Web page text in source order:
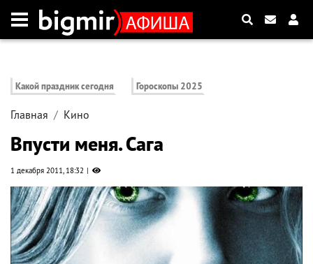
Какой праздник сегодня Гороскопы 2025
Главная Кино
Впусти меня. Сага
1 декабря 2011, 18:32